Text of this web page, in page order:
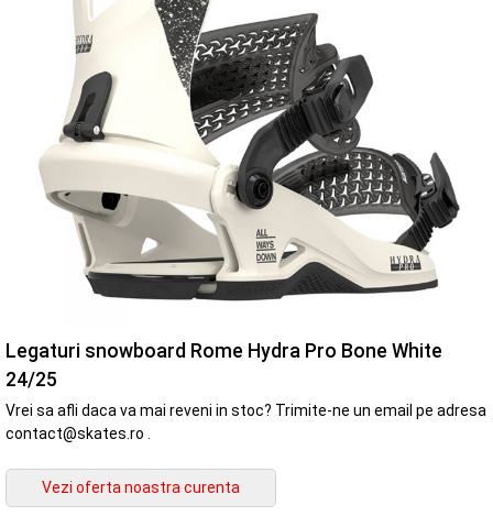
Legaturi snowboard Rome Hydra Pro Bone White
24/25
Vrei sa afli daca va mai reveni in stoc? Trimite-ne un email pe adresa
contact@skates.ro .